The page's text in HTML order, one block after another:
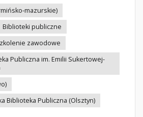
mazurskie)
Biblioteki publiczne
zawodowe
Publiczna im. Emilii Sukertowej-
Biblioteka Publiczna (Olsztyn)